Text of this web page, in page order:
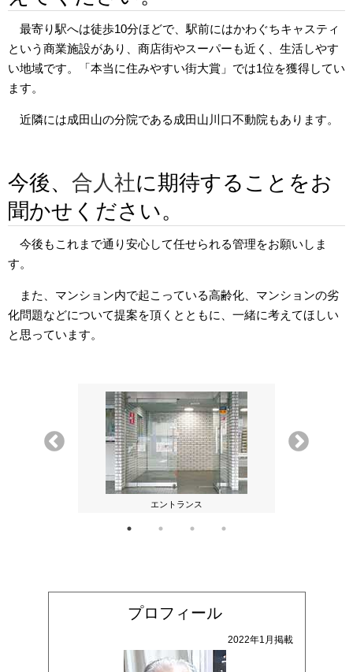
最寄り駅へは徒歩10分ほどで、駅前にはかわぐちキャスティ
という商業施設があり、商店街やスーパーも近く、生活しやす
い地域です。「本当に住みやすい街大賞」では1位を獲得してい
ます。
近隣には成田山の分院である成田山川口不動院もあります。
今後、 合人社に期待することをお
聞かせください。
今後もこれまで通り安心して任せられる管理をお願いしま
す。
また、マンション内で起こっている高齢化、マンションの劣
化問題などについて提案を頂くとともに、一緒に考えてほしい
と思っています。
エントランス
プロフィール
2022年1月掲載